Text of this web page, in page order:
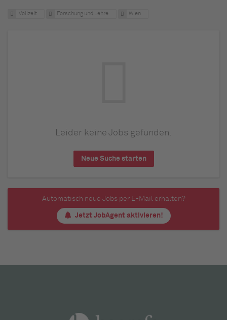
Vollzeit Forschung und Lehre Wien
Leider keine Jobs gefunden.
Neue Suche starten
Automatisch neue Jobs per E-Mail erhalten?
Jetzt JobAgent aktivieren!